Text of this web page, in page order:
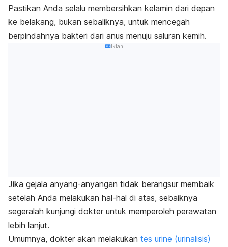
Pastikan Anda selalu membersihkan kelamin dari depan
ke belakang, bukan sebaliknya, untuk mencegah
berpindahnya bakteri dari anus menuju saluran kemih.
Iklan
Jika gejala anyang-anyangan tidak berangsur membaik
setelah Anda melakukan hal-hal di atas, sebaiknya
segeralah kunjungi dokter untuk memperoleh perawatan
lebih lanjut.
Umumnya, dokter akan melakukan tes urine (urinalisis)